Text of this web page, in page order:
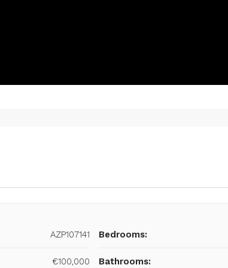
AZP107141
€100,000
Bedrooms:
Bathrooms: